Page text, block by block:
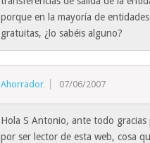
porque en la mayoría de
gratuitas, ¿lo sabéis alguno?
Ahorrador 07/06/2007
Hola S Antonio, ante todo
por ser lector de esta web, cosa